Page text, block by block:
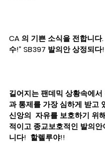
CA 의 기쁜 소식을 전합니다.
수!” SB397 발의안 상정되다!
길어지는 팬데믹 상황속에서
과 통제를 가장 심하게 받고
신앙의  자유를 보호하기 위
적이고 종교보호적인 발의
니다!  할렐루야!!